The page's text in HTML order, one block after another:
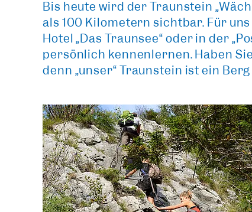
Bis heute wird der Traunstein
als 100 Kilometern sichtbar. Für
Hotel „Das Traunsee“ oder in der
persönlich kennenlernen. Haben
denn „unser“ Traunstein ist ein